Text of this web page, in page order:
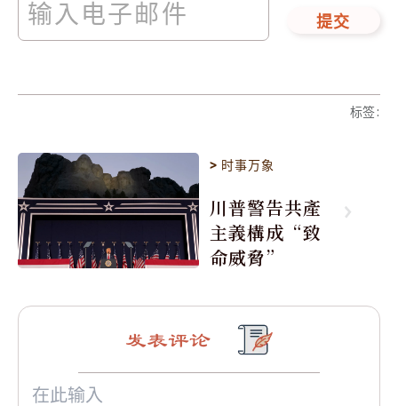
提交
标签:
> 时事万象
川普警告共產
主義構成“致
命威脅”
发表评论